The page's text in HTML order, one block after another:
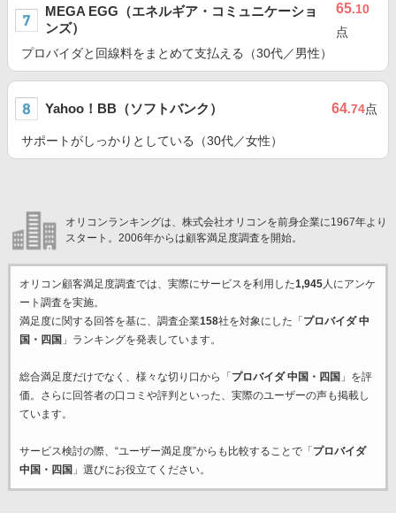
MEGA EGG（エネルギア・コミュニケーショ
ンズ）
65.10
点
プロバイダと回線料をまとめて支払える（30代／男性）
Yahoo！BB（ソフトバンク） 64.74点
サポートがしっかりとしている（30代／女性）
オリコンランキングは、株式会社オリコンを前身企業に1967年より
スタート。2006年からは顧客満足度調査を開始。
オリコン顧客満足度調査では、実際にサービスを利用した1,945人にアンケ
ート調査を実施。
満足度に関する回答を基に、調査企業158社を対象にした「 プロバイダ 中
国・四国 」ランキングを発表しています。
総合満足度だけでなく、様々な切り口から「 プロバイダ 中国・四国 」を評
価。さらに回答者の口コミや評判といった、実際のユーザーの声も掲載し
ています。
サービス検討の際、“ユーザー満足度”からも比較することで「 プロバイダ
中国・四国 」選びにお役立てください。